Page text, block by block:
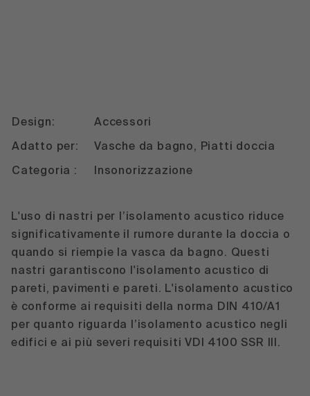
Design: Accessori
Adatto per: Vasche da bagno, Piatti doccia
Categoria : Insonorizzazione
L'uso di nastri per l’isolamento acustico riduce
significativamente il rumore durante la doccia o
quando si riempie la vasca da bagno. Questi
nastri garantiscono l'isolamento acustico di
pareti, pavimenti e pareti. L'isolamento acustico
è conforme ai requisiti della norma DIN 410/A1
per quanto riguarda l’isolamento acustico negli
edifici e ai più severi requisiti VDI 4100 SSR III.